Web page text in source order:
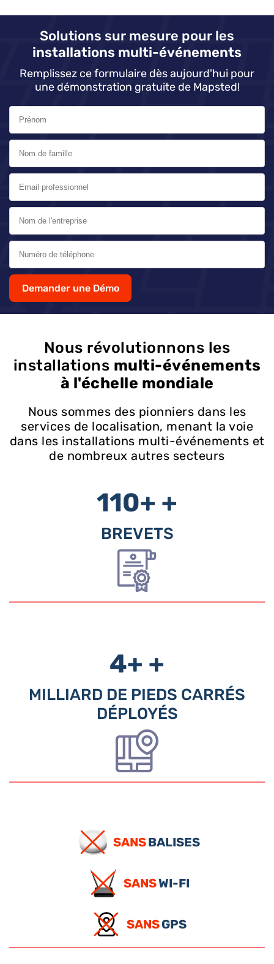
Solutions sur mesure pour les
installations multi-événements
Remplissez ce formulaire dès aujourd'hui pour
une démonstration gratuite de Mapsted!
Demander une Démo
Nous révolutionnons les
installations multi-événements
à l'échelle mondiale
Nous sommes des pionniers dans les
services de localisation, menant la voie
dans les installations multi-événements et
de nombreux autres secteurs
110+ +
BREVETS
4+ +
MILLIARD DE PIEDS CARRÉS
DÉPLOYÉS
SANSBALISES
SANSWI-FI
SANSGPS